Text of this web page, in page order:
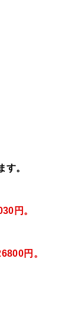
す。
円 。
円 。